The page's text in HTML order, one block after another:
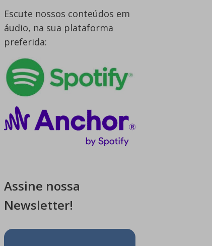
Escute nossos conteúdos em
áudio, na sua plataforma
preferida:
Assine nossa
Newsletter!